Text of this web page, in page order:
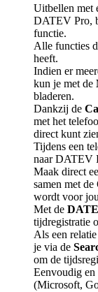
Uitbellen met
DATEV Pro,
functie.
Alle functies
heeft.
Indien er
kun je met de
bladeren.
Dankzij de
met het
direct kunt
Tijdens een
naar DATEV
Maak direct
samen met
wordt voor
Met de
tijdregistratie
Als een
je via de
om de
Eenvoudig
(Microsoft,